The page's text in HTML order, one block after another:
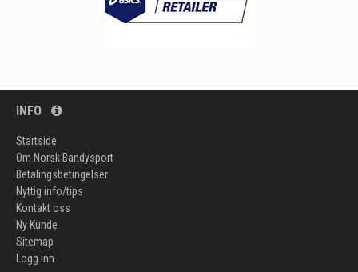
INFO
Startside
Om Norsk Bandysport
Betalingsbetingelser
Nyttig info/tips
Kontakt oss
Ny Kunde
Sitemap
Logg inn